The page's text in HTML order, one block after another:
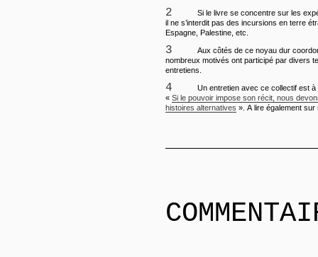
2
Si le livre se concentre sur les
il ne s’interdit pas des incursions en terre
Espagne, Palestine, etc.
3
Aux côtés de ce noyau dur
nombreux motivés ont participé par divers
entretiens.
4
Un entretien avec ce collectif est à
« Si le pouvoir impose son récit, nous
histoires alternatives ». A lire également